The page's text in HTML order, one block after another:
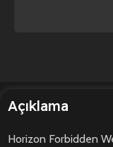
Açıklama
Horizon Forbidden